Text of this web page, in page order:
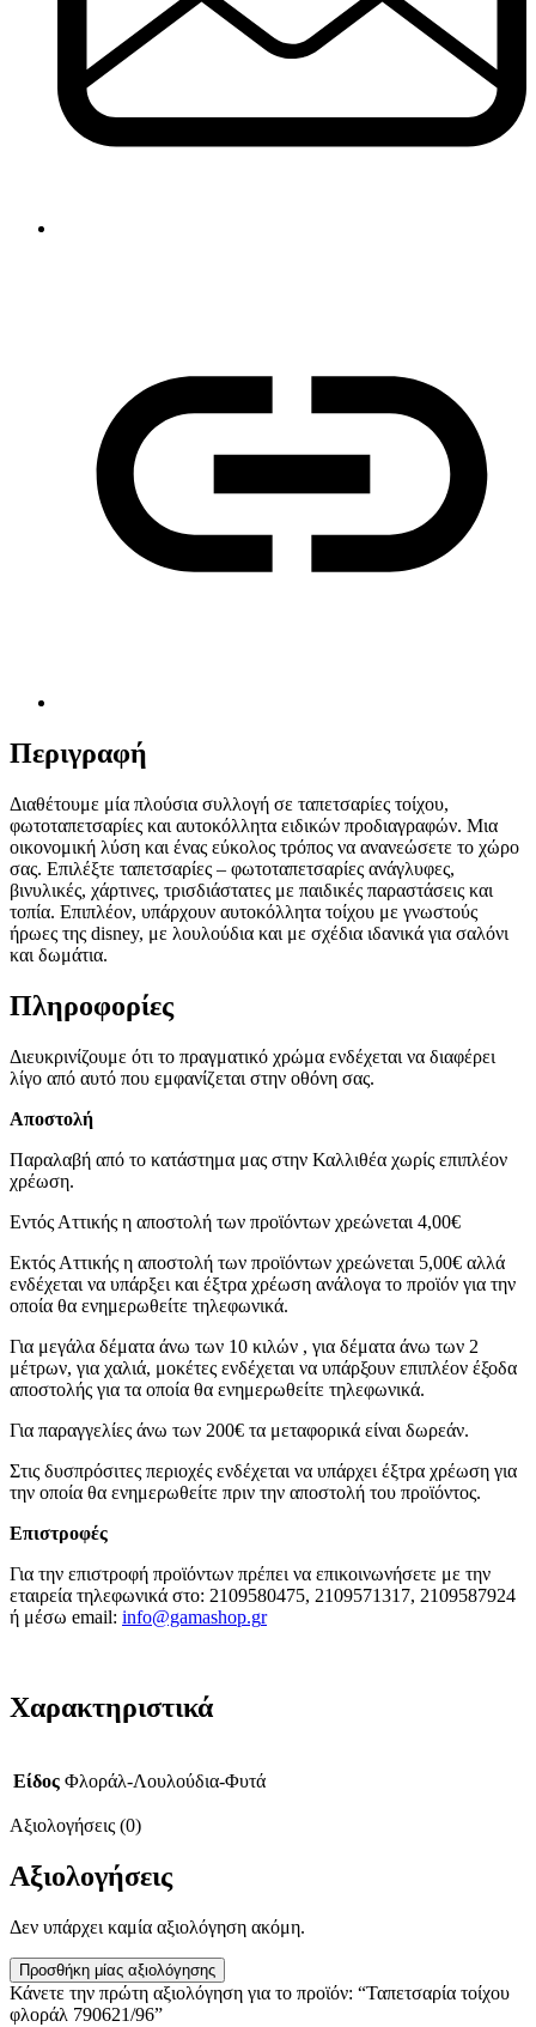
Περιγραφή
Διαθέτουμε μία πλούσια συλλογή σε ταπετσαρίες τοίχου,
φωτοταπετσαρίες και αυτοκόλλητα ειδικών προδιαγραφών. Μια
οικονομική λύση και ένας εύκολος τρόπος να ανανεώσετε το χώρο
σας. Επιλέξτε ταπετσαρίες – φωτοταπετσαρίες ανάγλυφες,
βινυλικές, χάρτινες, τρισδιάστατες με παιδικές παραστάσεις και
τοπία. Επιπλέον, υπάρχουν αυτοκόλλητα τοίχου με γνωστούς
ήρωες της disney, με λουλούδια και με σχέδια ιδανικά για σαλόνι
και δωμάτια.
Πληροφορίες
Διευκρινίζουμε ότι το πραγματικό χρώμα ενδέχεται να διαφέρει
λίγο από αυτό που εμφανίζεται στην οθόνη σας.
Αποστολή
Παραλαβή από το κατάστημα μας στην Καλλιθέα χωρίς επιπλέον
χρέωση.
Εντός Αττικής η αποστολή των προϊόντων χρεώνεται 4,00€
Εκτός Αττικής η αποστολή των προϊόντων χρεώνεται 5,00€ αλλά
ενδέχεται να υπάρξει και έξτρα χρέωση ανάλογα το προϊόν για την
οποία θα ενημερωθείτε τηλεφωνικά.
Για μεγάλα δέματα άνω των 10 κιλών , για δέματα άνω των 2
μέτρων, για χαλιά, μοκέτες ενδέχεται να υπάρξουν επιπλέον έξοδα
αποστολής για τα οποία θα ενημερωθείτε τηλεφωνικά.
Για παραγγελίες άνω των 200€ τα μεταφορικά είναι δωρεάν.
Στις δυσπρόσιτες περιοχές ενδέχεται να υπάρχει έξτρα χρέωση για
την οποία θα ενημερωθείτε πριν την αποστολή του προϊόντος.
Επιστροφές
Για την επιστροφή προϊόντων πρέπει να επικοινωνήσετε με την
εταιρεία τηλεφωνικά στο: 2109580475, 2109571317, 2109587924
ή μέσω email: info@gamashop.gr
Χαρακτηριστικά
Είδος Φλοράλ-Λουλούδια-Φυτά
Αξιολογήσεις (0)
Αξιολογήσεις
Δεν υπάρχει καμία αξιολόγηση ακόμη.
Προσθήκη μίας αξιολόγησης
Κάνετε την πρώτη αξιολόγηση για το προϊόν: “Ταπετσαρία τοίχου
φλοράλ 790621/96”